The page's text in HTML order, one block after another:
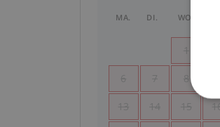
MA. DI. WO.
1
6 7 8
13 14 15